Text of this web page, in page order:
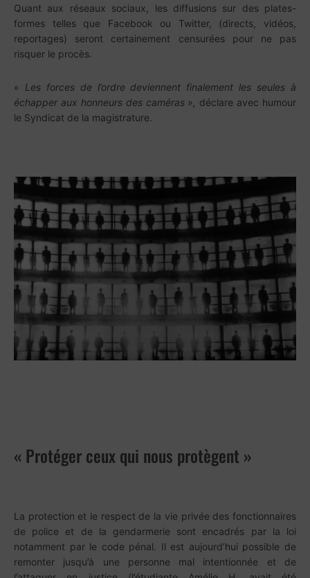
Quant aux réseaux sociaux, les diffusions sur des plates-
formes telles que Facebook ou Twitter, (directs, vidéos,
reportages) seront certainement censurées pour ne pas
risquer le procès.
« Les forces de l’ordre deviennent finalement les seules à
échapper aux honneurs des caméras »,
déclare avec humour
le Syndicat de la magistrature.
« Protéger ceux qui nous protègent »
La protection et le respect de la vie privée des fonctionnaires
de police et de la gendarmerie sont encadrés par la loi
notamment par le code pénal. Il est aujourd’hui possible de
remonter jusqu’à une personne mal intentionnée et de